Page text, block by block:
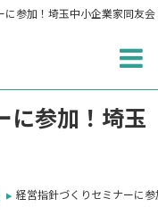
に参加！埼玉中小企業家同友会
に参加！埼玉
経営指針づくりセミナーに